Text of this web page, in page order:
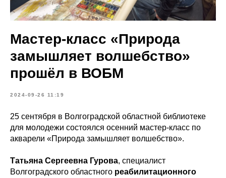
Мастер-класс «Природа
замышляет волшебство»
прошёл в ВОБМ
2024-09-26 11:19
25 сентября в Волгоградской областной библиотеке
для молодежи состоялся осенний мастер-класс по
акварели «Природа замышляет волшебство».
Татьяна Сергеевна Гурова, специалист
Волгоградского областного реабилитационного